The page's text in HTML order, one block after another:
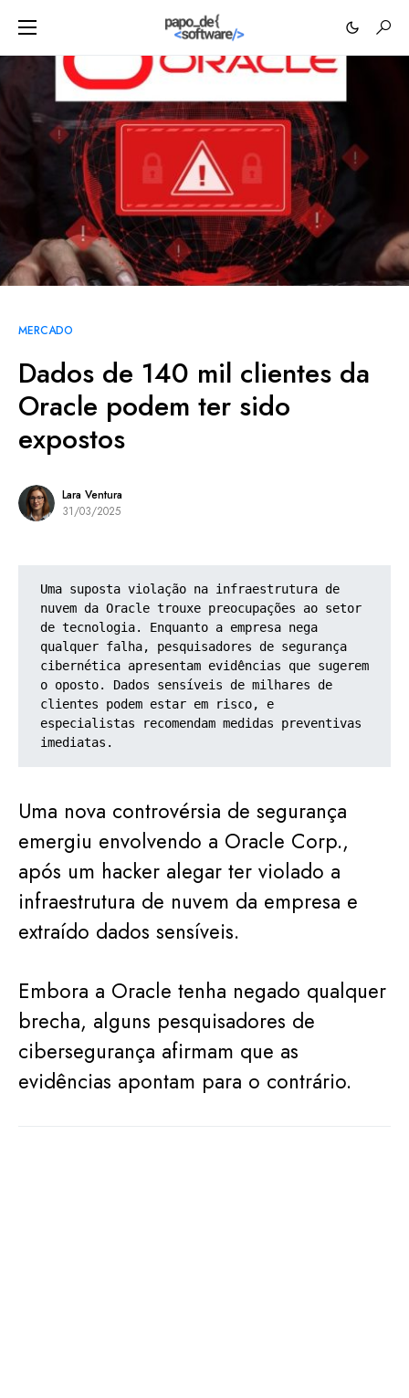
MERCADO
Dados de 140 mil clientes da
Oracle podem ter sido
expostos
Lara Ventura
31/03/2025
Uma suposta violação na infraestrutura de
nuvem da Oracle trouxe preocupações ao setor
de tecnologia. Enquanto a empresa nega
qualquer falha, pesquisadores de segurança
cibernética apresentam evidências que sugerem
o oposto. Dados sensíveis de milhares de
clientes podem estar em risco, e
especialistas recomendam medidas preventivas
imediatas.
Uma nova controvérsia de segurança
emergiu envolvendo a Oracle Corp.,
após um hacker alegar ter violado a
infraestrutura de nuvem da empresa e
extraído dados sensíveis.
Embora a Oracle tenha negado qualquer
brecha, alguns pesquisadores de
cibersegurança afirmam que as
evidências apontam para o contrário.